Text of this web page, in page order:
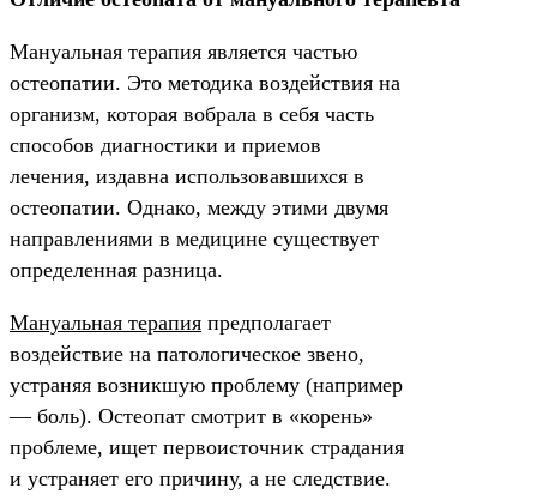
Мануальная терапия является частью
остеопатии. Это методика воздействия на
организм, которая вобрала в себя часть
способов диагностики и приемов
лечения, издавна использовавшихся в
остеопатии. Однако, между этими двумя
направлениями в медицине существует
определенная разница.
Мануальная терапия предполагает
воздействие на патологическое звено,
устраняя возникшую проблему (например
— боль). Остеопат смотрит в «корень»
проблеме, ищет первоисточник страдания
и устраняет его причину, а не следствие.